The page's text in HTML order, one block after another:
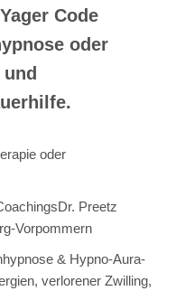
Code
oder
und
oder
Preetz
Vorpommern
& Hypno-Aura-
verlorener Zwilling,